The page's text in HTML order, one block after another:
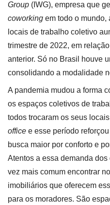
Group (IWG), empresa que
coworking em todo o mundo,
locais de trabalho coletivo
trimestre de 2022, em
anterior. Só no Brasil houve
consolidando a modalidade
A pandemia mudou a forma
os espaços coletivos de
todos trocaram os seus
office e esse período
busca maior por conforto e
Atentos a essa demanda
vez mais comum encontrar
imobiliários que oferecem
para os moradores. São